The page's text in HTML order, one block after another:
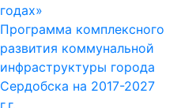
годах»
Программа комплексного
развития коммунальной
инфраструктуры города
Сердобска на 2017-2027
г.г.